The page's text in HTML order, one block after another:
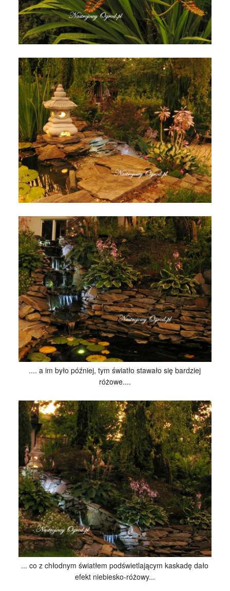
.... a im było później, tym światło stawało się bardziej
różowe....
... co z chłodnym światłem podświetlającym kaskadę dało
efekt niebiesko-różowy...